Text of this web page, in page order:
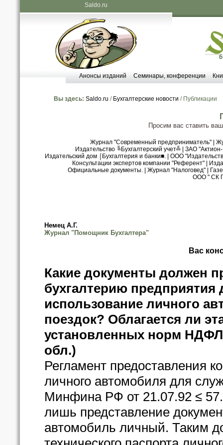
Saldo.ru
Анонсы изданий Семинары, конференции
Вы здесь: Saldo.ru / Бухгалтерские новости / Публикации
Просим вас ставить
Журнал "Современный предприниматель"|
Издательство ╚Бухгалтерский учет╩| ЗАО
Издательский дом ⌠Бухгалтерия и банки■.| ООО
Консультации экспертов компании "Референт"
Официальные документы.
Журнал "Налоговед"
ООО " СК
Немец А.Г.
Журнал "Помощник Бухгалтера"
Вас
Какие документы должен
бухгалтерию предприятия
использование личного
поездок? Облагается ли
установленных норм
обл.)
Регламент предоставления
личного автомобиля для
Минфина РФ от 21.07.92 ≤ 57.
лишь представление
автомобиль личный. Таким